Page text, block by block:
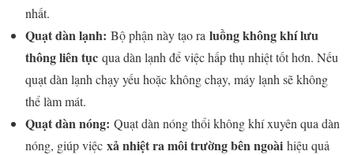
nhất.
Quạt dàn lạnh: Bộ phận này tạo ra luồng không khí lưu
thông liên tục qua dàn lạnh để việc hấp thụ nhiệt tốt hơn. Nếu
quạt dàn lạnh chạy yếu hoặc không chạy, máy lạnh sẽ không
thể làm mát.
Quạt dàn nóng: Quạt dàn nóng thổi không khí xuyên qua dàn
nóng, giúp việc xả nhiệt ra môi trường bên ngoài hiệu quả